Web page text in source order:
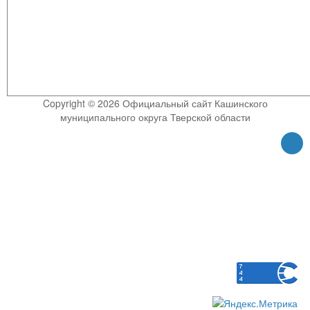
Copyright © 2026 Официальный сайт Кашинского
муниципального округа Тверской области